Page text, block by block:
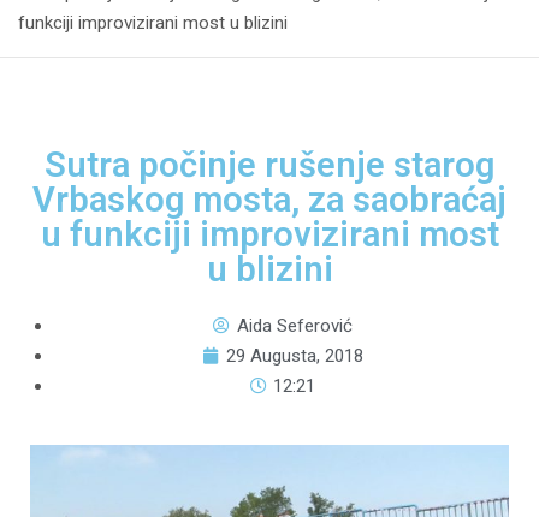
funkciji improvizirani most u blizini
Sutra počinje rušenje starog
Vrbaskog mosta, za saobraćaj
u funkciji improvizirani most
u blizini
Aida Seferović
29 Augusta, 2018
12:21